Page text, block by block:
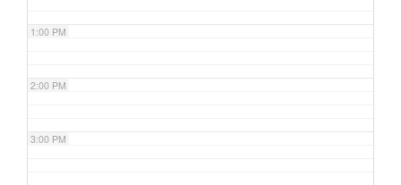
1:00 PM
2:00 PM
3:00 PM